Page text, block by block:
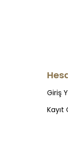
Giriş
Kayıt